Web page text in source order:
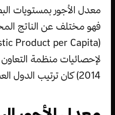
معدل الأجور بمستويات
فهو مختلف عن الناتج
لإحصائيات منظمة
2014) كان ترتيب الدول العشرين الأعلى أجراً كالتالي: